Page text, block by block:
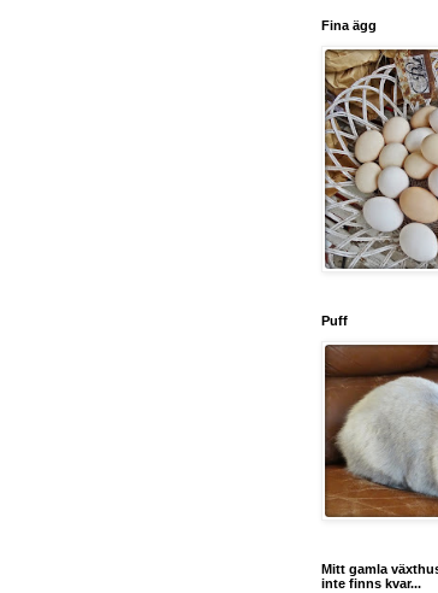
Fina ägg
Puff
Mitt gamla
inte finns kvar...